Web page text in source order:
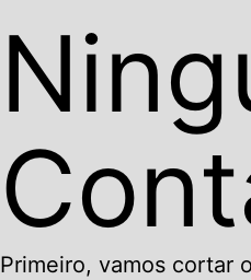
Primeiro, vamos cortar